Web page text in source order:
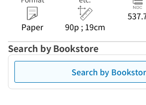
Paper 90p ; 19cm
Search by Bookstore
Search by